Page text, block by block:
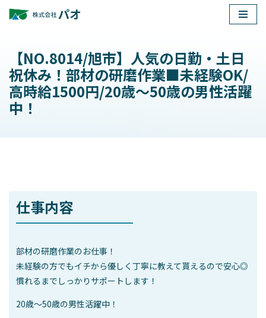
ン
ツ
へ
【NO.8014/旭市】人気の日勤・土日
祝休み！部材の研磨作業■未経験OK/
高時給1500円/20歳～50歳の男性活躍
中！
仕事内容
部材の研磨作業のお仕事！
未経験の方でもイチから優しく丁寧に教えて貰えるので安心◎
慣れるまでしっかりサポートします！
20歳～50歳の男性活躍中！